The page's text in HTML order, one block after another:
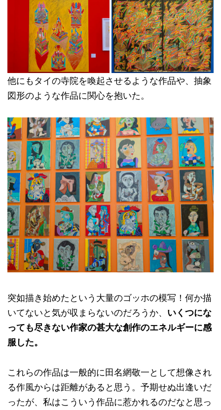
他にもタイの寺院を喚起させるような作品や、抽象
図形のような作品に関心を抱いた。
突如描き始めたという大量のゴッホの模写！何か描
いてないと気が収まらないのだろうか、 いくつにな
っても尽きない作家の甚大な創作のエネルギーに感
服した。
これらの作品は一般的に田名網敬一として想像され
る作風からは距離があると思う。予期せぬ出逢いだ
ったが、私はこういう作品に惹かれるのだなと思っ